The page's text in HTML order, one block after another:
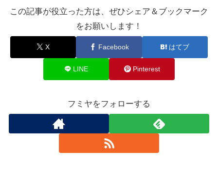
この記事が役立った方は、ぜひシェア＆ブックマーク
をお願いします！
X Facebook はてブ
LINE Pinterest
フミヤをフォローする